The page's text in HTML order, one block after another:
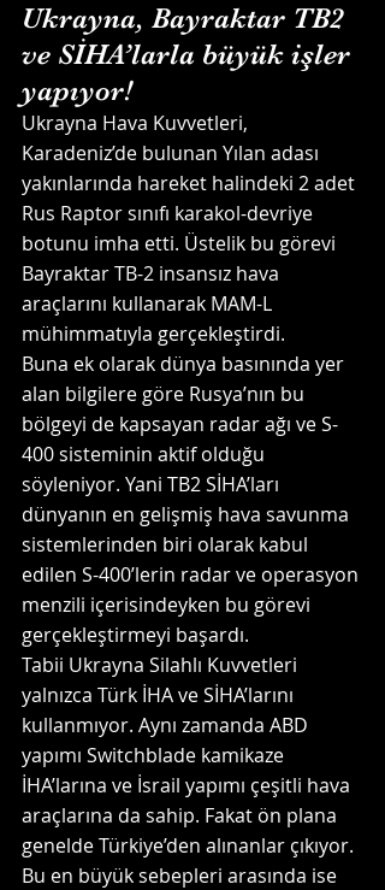
Ukrayna, Bayraktar TB2
ve SİHA’larla büyük işler
yapıyor!
Ukrayna Hava Kuvvetleri,
Karadeniz’de bulunan Yılan adası
yakınlarında hareket halindeki 2 adet
Rus Raptor sınıfı karakol-devriye
botunu imha etti. Üstelik bu görevi
Bayraktar TB-2 insansız hava
araçlarını kullanarak MAM-L
mühimmatıyla gerçekleştirdi.
Buna ek olarak dünya basınında yer
alan bilgilere göre Rusya’nın bu
bölgeyi de kapsayan radar ağı ve S-
400 sisteminin aktif olduğu
söyleniyor. Yani TB2 SİHA’ları
dünyanın en gelişmiş hava savunma
sistemlerinden biri olarak kabul
edilen S-400’lerin radar ve operasyon
menzili içerisindeyken bu görevi
gerçekleştirmeyi başardı.
Tabii Ukrayna Silahlı Kuvvetleri
yalnızca Türk İHA ve SİHA’larını
kullanmıyor. Aynı zamanda ABD
yapımı Switchblade kamikaze
İHA’larına ve İsrail yapımı çeşitli hava
araçlarına da sahip. Fakat ön plana
genelde Türkiye’den alınanlar çıkıyor.
Bu en büyük sebepleri arasında ise